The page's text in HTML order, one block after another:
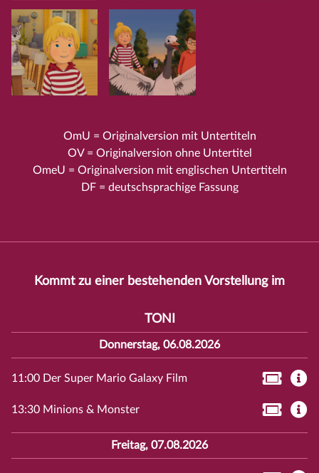
OmU = Originalversion mit Untertiteln
OV = Originalversion ohne Untertitel
OmeU = Originalversion mit englischen Untertiteln
DF = deutschsprachige Fassung
Kommt zu einer bestehenden Vorstellung im
TONI
Donnerstag, 06.08.2026
11:00 Der Super Mario Galaxy Film
13:30 Minions & Monster
Freitag, 07.08.2026